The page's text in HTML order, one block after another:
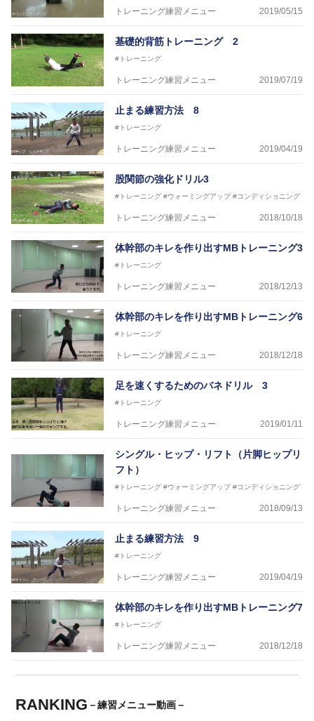
～豊かな環境がなくても工夫次第で
トレーニング練習メニュー 2019/05/15
基礎的背筋トレーニング 2
#トレーニング
トレーニング練習メニュー 2019/07/19
止まる練習方法 8
#トレーニング
トレーニング練習メニュー 2019/04/19
股関節の強化ドリル3
#トレーニング #ウォーミングアップ #コンディショニング
トレーニング練習メニュー 2018/10/18
体幹部のキレを作り出すMBトレーニング3
#トレーニング
トレーニング練習メニュー 2018/12/13
体幹部のキレを作り出すMBトレーニング6
#トレーニング
トレーニング練習メニュー 2018/12/18
足を速くするためのバネドリル 3
#トレーニング
トレーニング練習メニュー 2019/01/11
シングル・ヒップ・リフト（片脚ヒップリ
フト）
#トレーニング #ウォーミングアップ #コンディショニング
トレーニング練習メニュー 2018/09/13
止まる練習方法 9
#トレーニング
トレーニング練習メニュー 2019/04/19
体幹部のキレを作り出すMBトレーニング7
#トレーニング
トレーニング練習メニュー 2018/12/18
RANKING －練習メニュー動画－